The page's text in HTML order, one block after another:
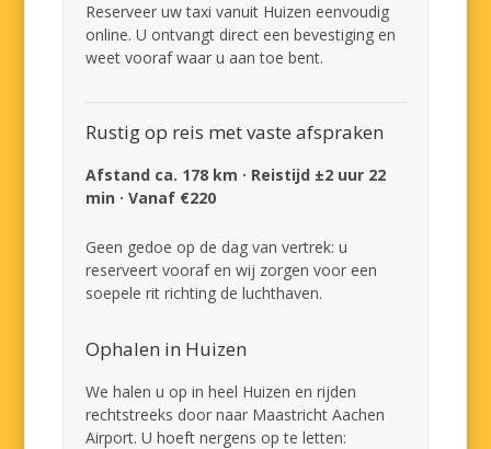
Reserveer uw taxi vanuit Huizen eenvoudig
online. U ontvangt direct een bevestiging en
weet vooraf waar u aan toe bent.
Rustig op reis met vaste afspraken
Afstand ca. 178 km · Reistijd ±2 uur 22
min · Vanaf €220
Geen gedoe op de dag van vertrek: u
reserveert vooraf en wij zorgen voor een
soepele rit richting de luchthaven.
Ophalen in Huizen
We halen u op in heel Huizen en rijden
rechtstreeks door naar Maastricht Aachen
Airport. U hoeft nergens op te letten: